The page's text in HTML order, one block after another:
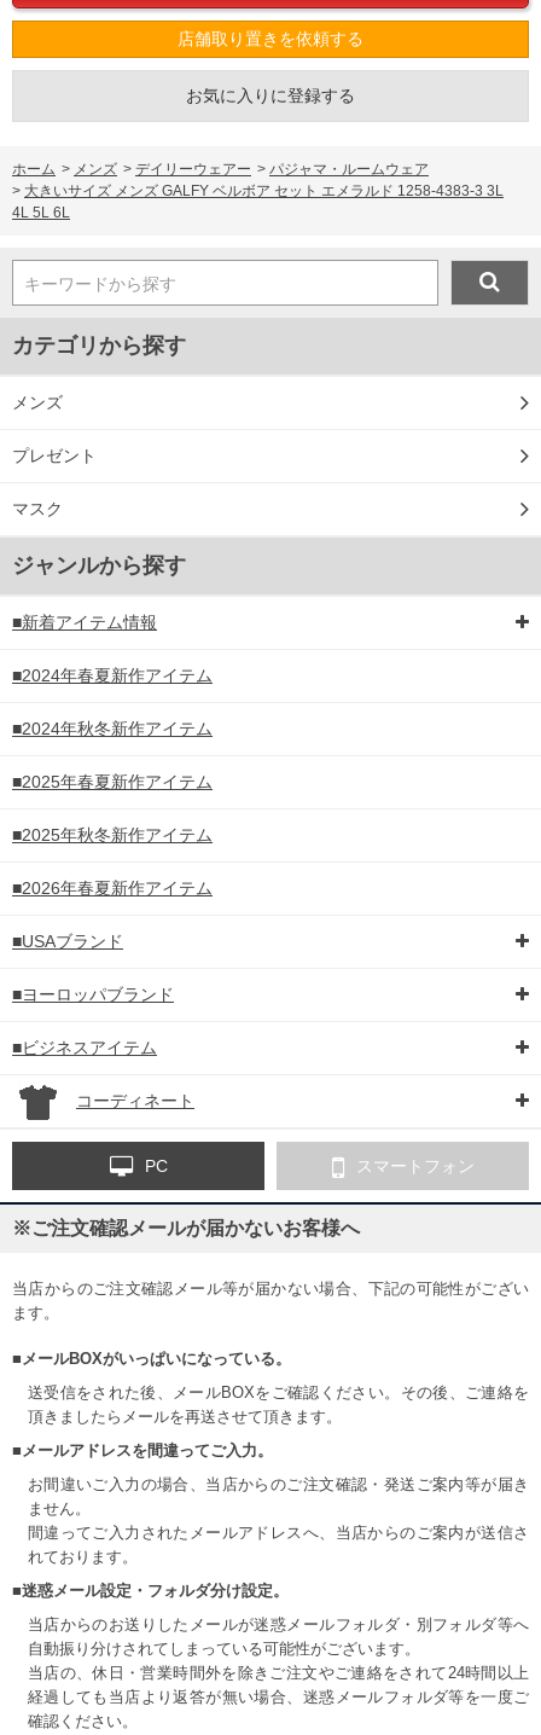
店舗取り置きを依頼する
お気に入りに登録する
ホーム > メンズ > デイリーウェアー > パジャマ・ルームウェア
> 大きいサイズ メンズ GALFY ベルボア セット エメラルド 1258-4383-3 3L
4L 5L 6L
キーワードから探す
カテゴリから探す
メンズ
プレゼント
マスク
ジャンルから探す
■新着アイテム情報
■2024年春夏新作アイテム
■2024年秋冬新作アイテム
■2025年春夏新作アイテム
■2025年秋冬新作アイテム
■2026年春夏新作アイテム
■USAブランド
■ヨーロッパブランド
■ビジネスアイテム
コーディネート
PC スマートフォン
※ご注文確認メールが届かないお客様へ
当店からのご注文確認メール等が届かない場合、下記の可能性がござい
ます。
■メールBOXがいっぱいになっている。
送受信をされた後、メールBOXをご確認ください。その後、ご連絡を
頂きましたらメールを再送させて頂きます。
■メールアドレスを間違ってご入力。
お間違いご入力の場合、当店からのご注文確認・発送ご案内等が届き
ません。
間違ってご入力されたメールアドレスへ、当店からのご案内が送信さ
れております。
■迷惑メール設定・フォルダ分け設定。
当店からのお送りしたメールが迷惑メールフォルダ・別フォルダ等へ
自動振り分けされてしまっている可能性がございます。
当店の、休日・営業時間外を除きご注文やご連絡をされて24時間以上
経過しても当店より返答が無い場合、迷惑メールフォルダ等を一度ご
確認ください。